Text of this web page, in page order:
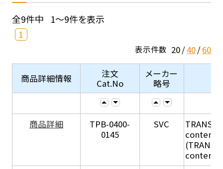
全9件中 1～9件を表示
1
表示件数 20 40 60
商品詳細情報
注文
Cat.No
メーカー
略号
商品詳細
TPB-0400-
0145
SVC
content
content